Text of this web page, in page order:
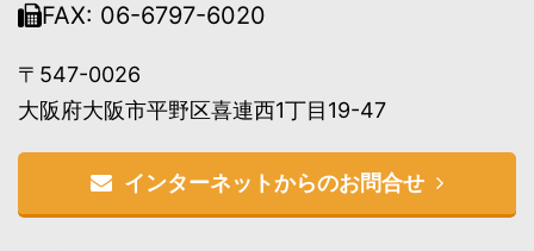
FAX: 06-6797-6020
〒547-0026
大阪府大阪市平野区喜連西1丁目19-47
インターネットからのお問合せ